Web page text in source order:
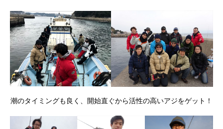
潮のタイミングも良く、開始直ぐから活性の高いアジをゲット！